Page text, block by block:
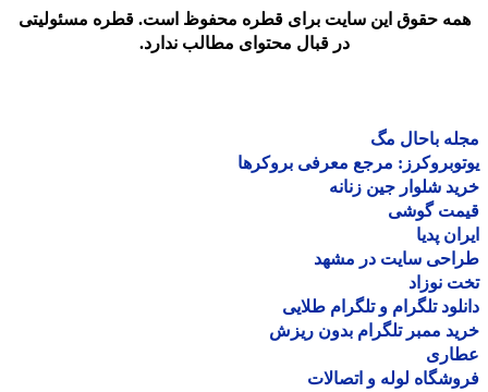
حقوق این سایت برای قطره محفوظ است. قطره مسئولیتی
در قبال محتوای مطالب ندارد.
باحال مگ
مرجع معرفی بروکرها
شلوار جین زنانه
گوشی
پدیا
سایت در مشهد
نوزاد
تلگرام و تلگرام طلایی
ممبر تلگرام بدون ریزش
لوله و اتصالات